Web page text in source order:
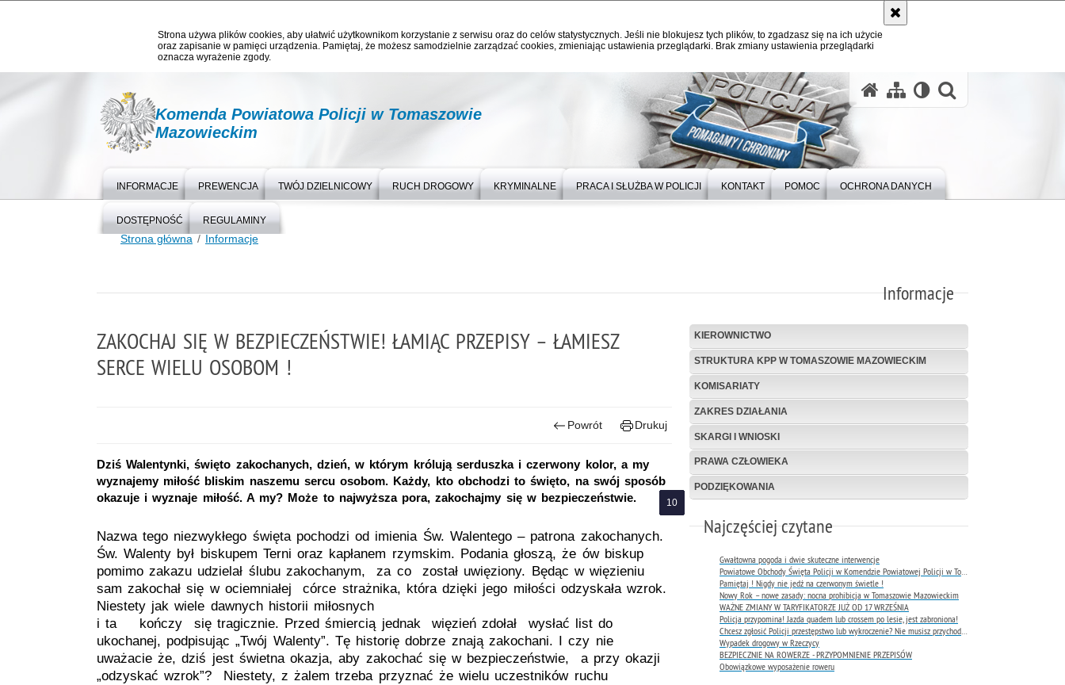
Strona używa plików cookies, aby ułatwić użytkownikom korzystanie z serwisu oraz do celów statystycznych. Jeśli nie blokujesz tych plików, to zgadzasz się na ich użycie
oraz zapisanie w pamięci urządzenia. Pamiętaj, że możesz samodzielnie zarządzać cookies, zmieniając ustawienia przeglądarki. Brak zmiany ustawienia przeglądarki
oznacza wyrażenie zgody.
Komenda Powiatowa Policji w Tomaszowie
Mazowieckim
INFORMACJE PREWENCJA TWÓJ DZIELNICOWY RUCH DROGOWY KRYMINALNE PRACA I SŁUŻBA W POLICJI KONTAKT POMOC OCHRONA DANYCH
DOSTĘPNOŚĆ REGULAMINY
Strona główna Informacje
Informacje
ZAKOCHAJ SIĘ W BEZPIECZEŃSTWIE! ŁAMIĄC PRZEPISY – ŁAMIESZ
SERCE WIELU OSOBOM !
Powrót Drukuj
Dziś Walentynki, święto zakochanych, dzień, w którym królują serduszka i czerwony kolor, a my
wyznajemy miłość bliskim naszemu sercu osobom. Każdy, kto obchodzi to święto, na swój sposób
okazuje i wyznaje miłość. A my? Może to najwyższa pora, zakochajmy się w bezpieczeństwie.
Nazwa tego niezwykłego święta pochodzi od imienia Św. Walentego – patrona zakochanych.
Św. Walenty był biskupem Terni oraz kapłanem rzymskim. Podania głoszą, że ów biskup
pomimo zakazu udzielał ślubu zakochanym, za co został uwięziony. Będąc w więzieniu
sam zakochał się w ociemniałej córce strażnika, która dzięki jego miłości odzyskała wzrok.
Niestety jak wiele dawnych historii miłosnych
i ta kończy się tragicznie. Przed śmiercią jednak więzień zdołał wysłać list do
ukochanej, podpisując „Twój Walenty”. Tę historię dobrze znają zakochani. I czy nie
uważacie że, dziś jest świetna okazja, aby zakochać się w bezpieczeństwie, a przy okazji
„odzyskać wzrok”? Niestety, z żalem trzeba przyznać że wielu uczestników ruchu
KIEROWNICTWO
STRUKTURA KPP W TOMASZOWIE MAZOWIECKIM
KOMISARIATY
ZAKRES DZIAŁANIA
SKARGI I WNIOSKI
PRAWA CZŁOWIEKA
PODZIĘKOWANIA
Najczęściej czytane
Gwałtowna pogoda i dwie skuteczne interwencje
Powiatowe Obchody Święta Policji w Komendzie Powiatowej Policji w Tomaszowie Mazowieckim
Pamiętaj ! Nigdy nie jedź na czerwonym świetle !
Nowy Rok – nowe zasady: nocna prohibicja w Tomaszowie Mazowieckim
WAŻNE ZMIANY W TARYFIKATORZE JUŻ OD 17 WRZEŚNIA
Policja przypomina! Jazda quadem lub crossem po lesie, jest zabroniona!
Chcesz zgłosić Policji przestępstwo lub wykroczenie? Nie musisz przychodzić do komendy !
Wypadek drogowy w Rzeczycy
BEZPIECZNIE NA ROWERZE - PRZYPOMNIENIE PRZEPISÓW
Obowiązkowe wyposażenie roweru